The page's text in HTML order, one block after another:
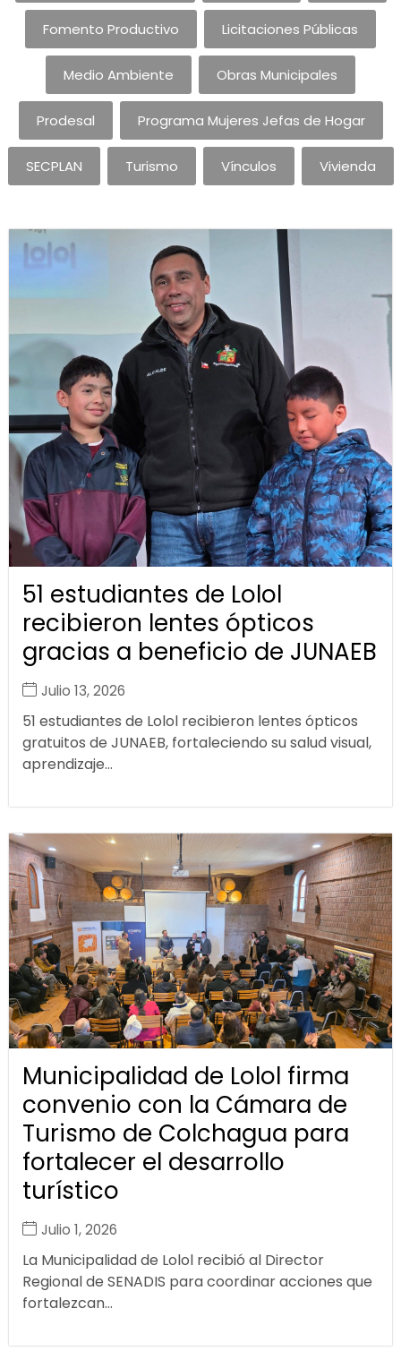
Fomento Productivo Licitaciones Públicas
Medio Ambiente Obras Municipales
Prodesal Programa Mujeres Jefas de Hogar
SECPLAN Turismo Vínculos Vivienda
51 estudiantes de Lolol
recibieron lentes ópticos
gracias a beneficio de JUNAEB
Julio 13, 2026
51 estudiantes de Lolol recibieron lentes ópticos
gratuitos de JUNAEB, fortaleciendo su salud visual,
aprendizaje...
Municipalidad de Lolol firma
convenio con la Cámara de
Turismo de Colchagua para
fortalecer el desarrollo
turístico
Julio 1, 2026
La Municipalidad de Lolol recibió al Director
Regional de SENADIS para coordinar acciones que
fortalezcan...